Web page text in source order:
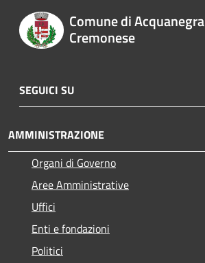
Comune di Acquanegra
Cremonese
SEGUICI SU
AMMINISTRAZIONE
Organi di Governo
Aree Amministrative
Uffici
Enti e fondazioni
Politici